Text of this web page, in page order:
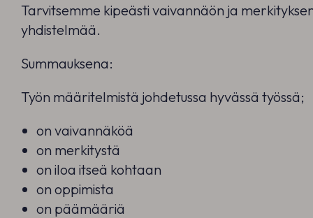
Tarvitsemme kipeästi vaivannäön ja
yhdistelmää.
Summauksena:
Työn määritelmistä johdetussa hyvässä työssä;
on vaivannäköä
on merkitystä
on iloa itseä kohtaan
on oppimista
on päämääriä